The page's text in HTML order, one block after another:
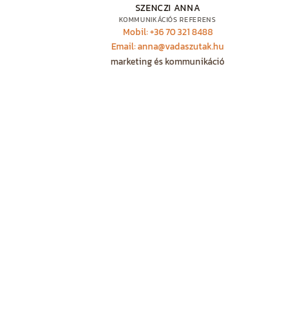
SZENCZI ANNA
KOMMUNIKÁCIÓS REFERENS
Mobil: +36 70 321 8488
Email: anna@vadaszutak.hu
marketing és kommunikáció